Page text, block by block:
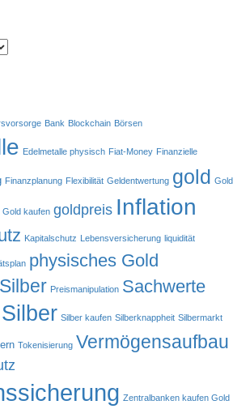
Bank Blockchain Börsen
Edelmetalle physisch Fiat-Money Finanzielle
Finanzplanung Flexibilität Geldentwertung gold Gold
Gold kaufen goldpreis Inflation
Kapitalschutz Lebensversicherung liquidität
physisches Gold
Preismanipulation Sachwerte
Silber Silber kaufen Silberknappheit Silbermarkt
Tokenisierung Vermögensaufbau
Zentralbanken kaufen Gold